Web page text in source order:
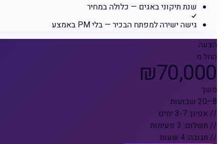
שנת תיקוני באגים — כלולה במחיר
גישה ישירה למפתח הבכיר — בלי PM באמצע
הצעה
החל מ
₪70,000
משך
8–20 שבועות
// אפיון: 3-7 ימים
// תשלום: 3 פעימות
// תגובה: 4 שעות